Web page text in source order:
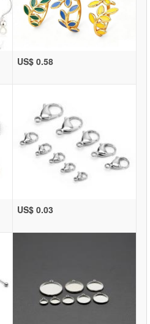
US$ 0.58
US$ 0.03